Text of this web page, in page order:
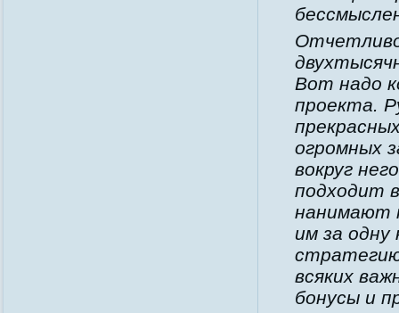
Вот надо
проекта.
огромных
вокруг
подходит
нанимают
им за одну
всяких
бонусы и